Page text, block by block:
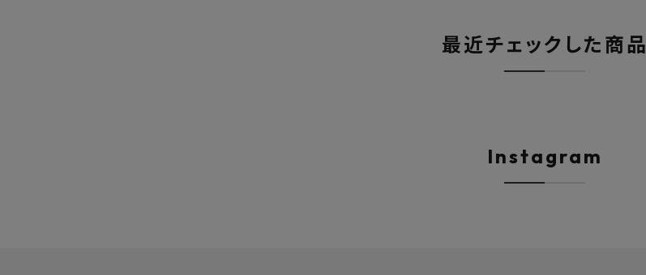
最近チェックした商品
Instagram